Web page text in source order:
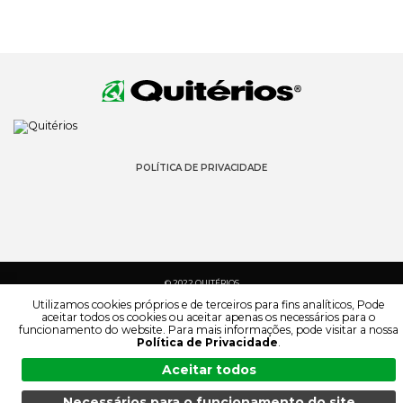
POLÍTICA DE PRIVACIDADE
© 2022 QUITÉRIOS
Utilizamos cookies próprios e de terceiros para fins analíticos, Pode
aceitar todos os cookies ou aceitar apenas os necessários para o
funcionamento do website. Para mais informações, pode visitar a nossa
Política de Privacidade.
Aceitar todos